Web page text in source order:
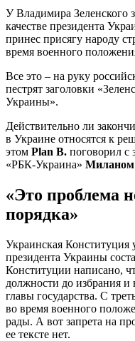
У Владимира Зеленского
качестве президента
принес присягу народу
время военного
Все это – на руку
пестрят заголовки
Украины».
Действительно ли
в Украине относятся к
этом Plan B. поговорил с
«РБК-Украина»
«Это проблема
порядка»
Украинская Конституция
президента Украины
Конституции написано,
должности до избрания и
главы государства. С
во время военного
рады. А вот запрета на
ее тексте нет.